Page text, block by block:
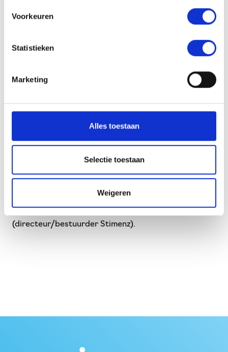
Voorkeuren
Statistieken
Marketing
Alles toestaan
Selectie toestaan
Weigeren
Op www.puttenvoorelkaar.nl
staat meer informatie
van Putten voor Elkaar.
Onderschrift bij de foto:
Van links naar rechts: Elisabeth Eskes (teamleider
Stichting Welzijn Putten), Bianca Lubbers
(regiomanager Stimenz), Egbert Ribberink
(directeur/bestuurder Stichting Welzijn Putten),
Daniël Kolenberg (teamleider Jeugd-Punt), Rob
Meijer (bestuurder Jeugd-Punt) en Marian Kemper
(directeur/bestuurder Stimenz).